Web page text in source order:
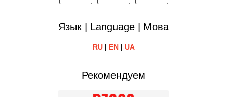
Язык | Language | Мова
RU| EN| UA
Рекомендуем